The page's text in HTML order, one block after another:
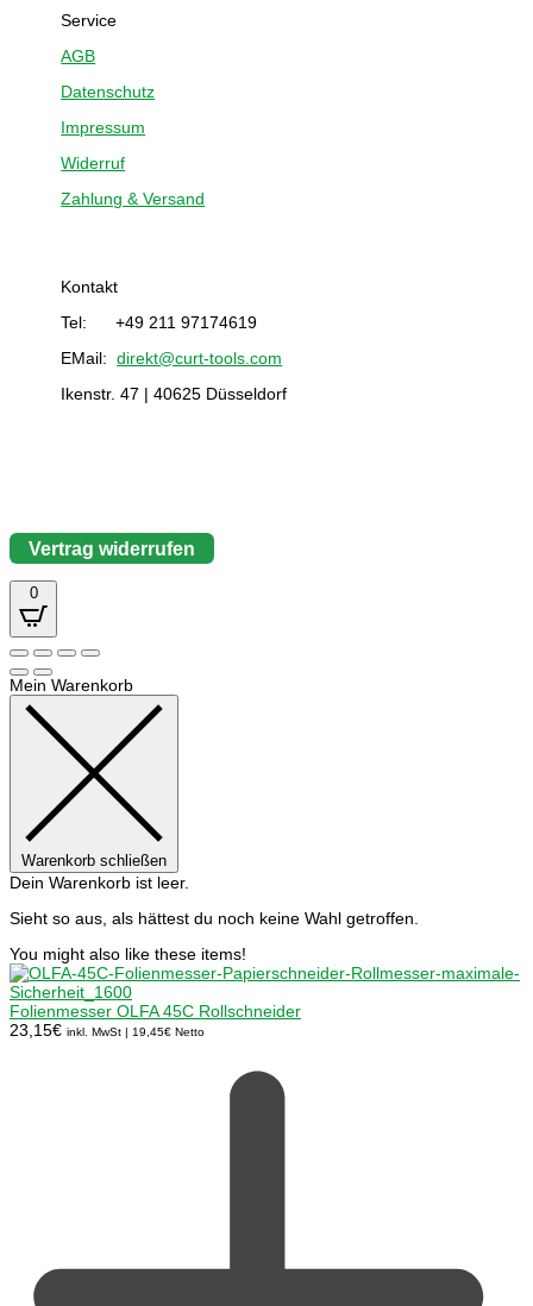
Service
AGB
Datenschutz
Impressum
Widerruf
Zahlung & Versand
Kontakt
Tel: +49 211 97174619
EMail:direkt@curt-tools.com
Ikenstr. 47 | 40625 Düsseldorf
Vertrag widerrufen
0
Mein Warenkorb
Warenkorb schließen
Dein Warenkorb ist leer.
Sieht so aus, als hättest du noch keine Wahl getroffen.
You might also like these items!
Folienmesser OLFA 45C Rollschneider
23,15€ inkl. MwSt | 19,45€ Netto